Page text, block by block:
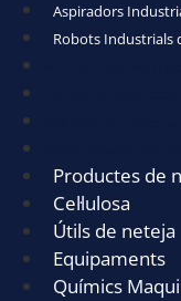
Aspiradors
Robots Industrials
Productes de
Cel·lulosa
Útils de neteja
Equipaments
Químics